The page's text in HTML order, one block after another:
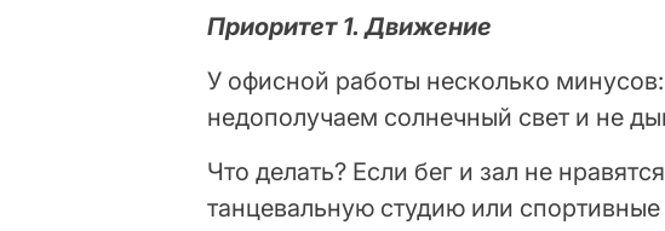
Приоритет 1. Движение
У офисной работы несколько
недополучаем солнечный свет и не
Что делать? Если бег и зал не
танцевальную студию или спортивные